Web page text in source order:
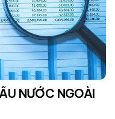
NƯỚC NGOÀI